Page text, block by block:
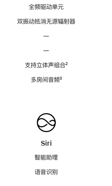
全频驱动单元
双振动抵消无源辐射器
—
—
支持立体声组合脚
²
多房间音频脚
³
Siri
智能助理
语音识别